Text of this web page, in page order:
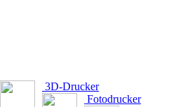
3D-Drucker
Fotodrucker